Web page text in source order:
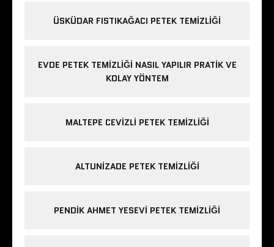
ÜSKÜDAR FISTIKAĞACI PETEK TEMIZLIĞI
EVDE PETEK TEMIZLIĞI NASIL YAPILIR PRATIK VE
KOLAY YÖNTEM
MALTEPE CEVIZLI PETEK TEMIZLIĞI
ALTUNIZADE PETEK TEMIZLIĞI
PENDIK AHMET YESEVI PETEK TEMIZLIĞI